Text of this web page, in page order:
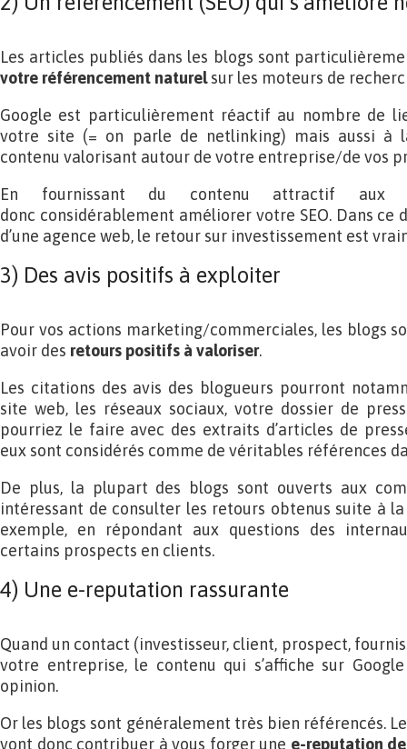
Les articles publiés dans les blogs sont
votre référencement naturelsur les moteurs de
Google est particulièrement réactif au nombre de
votre site (= on parle de netlinking) mais aussi à
contenu valorisant autour de votre entreprise/de vos
En fournissant du contenu attractif aux
donc considérablement améliorer votre SEO. Dans
d’une agence web, le retour sur investissement est
3) Des avis positifs à exploiter
Pour vos actions marketing/commerciales, les blogs
avoir des retours positifs à valoriser.
Les citations des avis des blogueurs pourront
site web, les réseaux sociaux, votre dossier de
pourriez le faire avec des extraits d’articles de
eux sont considérés comme de véritables références
De plus, la plupart des blogs sont ouverts aux
intéressant de consulter les retours obtenus suite à
exemple, en répondant aux questions des
certains prospects en clients.
4) Une e-reputation rassurante
Quand un contact (investisseur, client, prospect,
votre entreprise, le contenu qui s’affiche sur
opinion.
Or les blogs sont généralement très bien référencés.
vont donc contribuer à vous forger une e-reputation